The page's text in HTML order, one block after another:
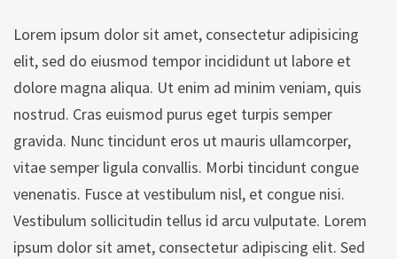
Lorem ipsum dolor sit amet, consectetur adipisicing
elit, sed do eiusmod tempor incididunt ut labore et
dolore magna aliqua. Ut enim ad minim veniam, quis
nostrud. Cras euismod purus eget turpis semper
gravida. Nunc tincidunt eros ut mauris ullamcorper,
vitae semper ligula convallis. Morbi tincidunt congue
venenatis. Fusce at vestibulum nisl, et congue nisi.
Vestibulum sollicitudin tellus id arcu vulputate. Lorem
ipsum dolor sit amet, consectetur adipiscing elit. Sed